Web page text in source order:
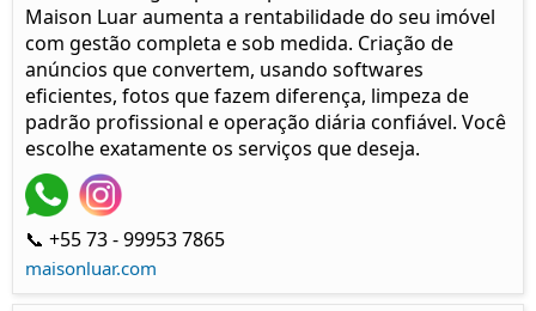
Maison Luar aumenta a rentabilidade do seu imóvel
com gestão completa e sob medida. Criação de
anúncios que convertem, usando softwares
eficientes, fotos que fazem diferença, limpeza de
padrão profissional e operação diária confiável. Você
escolhe exatamente os serviços que deseja.
📞 +55 73 - 99953 7865
maisonluar.com